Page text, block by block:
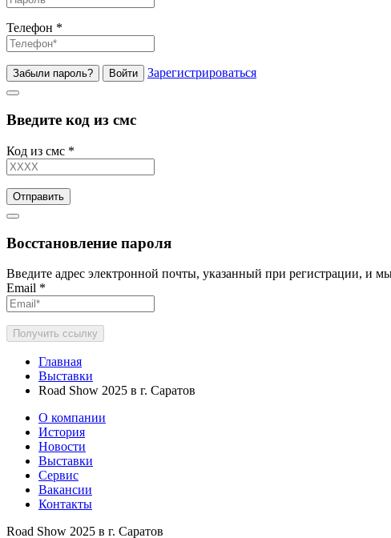
Телефон *
Забыли пароль? Войти Зарегистрироваться
Введите код из смс
Код из смс *
Отправить
Восстановление пароля
Введите адрес электронной почты, указанный при регистрации, и
Email *
Получить ссылку
Главная
Выставки
Road Show 2025 в г. Саратов
О компании
История
Новости
Выставки
Сервис
Вакансии
Контакты
Road Show 2025 в г. Саратов